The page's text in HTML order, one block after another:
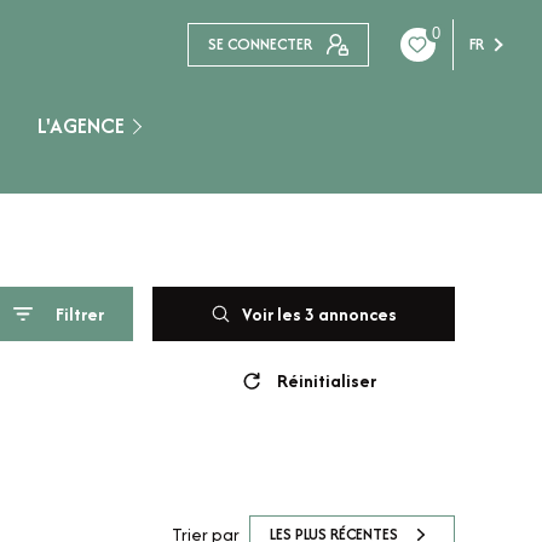
SE CONNECTER 0 FR
L'AGENCE
Filtrer Voir les3 annonces
Réinitialiser
Trier par LES PLUS RÉCENTES